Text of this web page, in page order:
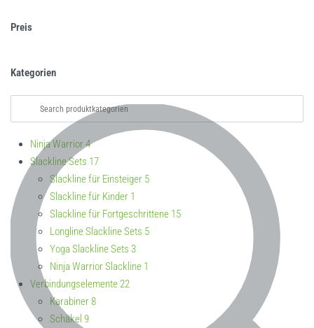
Preis
Kategorien
Ninja Warrior 4
Slackline Sets 17
Slackline für Einsteiger 5
Slackline für Kinder 1
Slackline für Fortgeschrittene 15
Longline Slackline Sets 5
Yoga Slackline Sets 3
Ninja Warrior Slackline 1
Verbindungselemente22
Karabiner8
Schäkel 9